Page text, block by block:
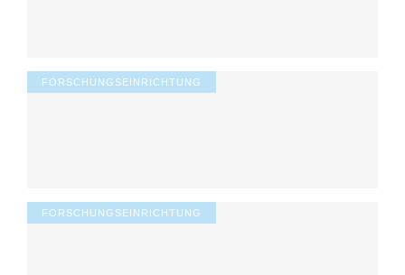
FORSCHUNGSEINRICHTUNG
FORSCHUNGSEINRICHTUNG